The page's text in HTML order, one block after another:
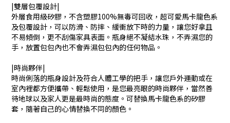
|雙層包覆設計|
外層食用級矽膠，不含塑膠100%無毒可回收，超可愛馬卡龍色系
及包覆設計，可以防滑、防摔、緩衝放下時的力量，讓您好拿且
不易傾倒，更不刮傷家具表面。瓶身絕不凝結水珠，不弄濕您的
手，放置包包內也不會弄濕包包內的任何物品。
|時尚夥伴|
時尚俐落的瓶身設計及符合人體工學的把手，讓您戶外運動或在
室內裡都方便攜帶、輕鬆使用，是您最亮眼的時尚夥伴，當然善
待地球以及家人更是最時尚的態度。可替換馬卡龍色系的矽膠
套，隨著自己的心情替換不同的顏色。